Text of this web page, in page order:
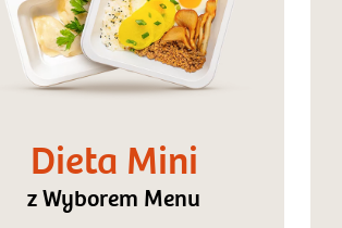
Dieta Mini
z Wyborem Menu